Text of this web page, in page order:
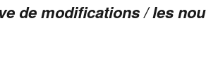
de modifications /les